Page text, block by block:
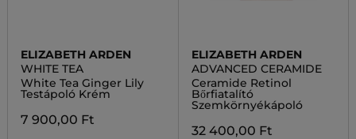
ELIZABETH ARDEN
WHITE TEA
White Tea Ginger Lily
Testápoló Krém
7 900,00 Ft
ELIZABETH ARDEN
ADVANCED CERAMIDE
Ceramide Retinol
Bőrfiatalító
Szemkörnyékápoló
32 400,00 Ft